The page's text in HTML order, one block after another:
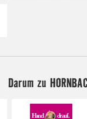
Darum zu